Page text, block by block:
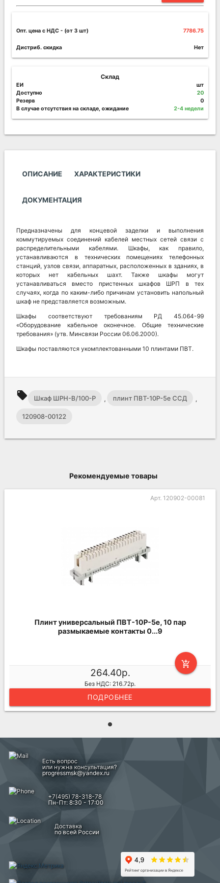
Опт. цена c НДС - (от 3 шт) 7786.75
Дистриб. скидка Нет
Склад
ЕИ
шт
Доступно
20
Резерв
0
В случае отсутствия на складе, ожидание
2-4 недели
ОПИСАНИЕ ХАРАКТЕРИСТИКИ
ДОКУМЕНТАЦИЯ
Предназначены для концевой заделки и выполнения
коммутируемых соединений кабелей местных сетей связи с
распределительными кабелями. Шкафы, как правило,
устанавливаются в технических помещениях телефонных
станций, узлов связи, аппаратных, расположенных в зданиях, в
которых нет кабельных шахт. Также шкафы могут
устанавливаться вместо пристенных шкафов ШРП в тех
случаях, когда по каким-либо причинам установить напольный
шкаф не представляется возможным.
Шкафы соответствуют требованиям РД 45.064-99
«Оборудование кабельное оконечное. Общие технические
требования» (утв. Минсвязи России 06.06.2000).
Шкафы поставляются укомплектованными 10 плинтами ПВТ.
local_offer Шкаф ШРН-В/100-Р , плинт ПВТ-10Р-5е ССД ,
120908-00122
Рекомендуемые товары
Арт. 120902-00081
Плинт универсальный ПВТ-10Р-5е, 10 пар
размыкаемые контакты 0...9
add_shopping_cart
264.40р.
Без НДС: 216.72р.
ПОДРОБНЕЕ
Есть вопрос
или нужна консультация?
progressmsk@yandex.ru
+7(495) 78-318-78
Пн-Пт: 8:30 - 17:00
Доставка
по всей России